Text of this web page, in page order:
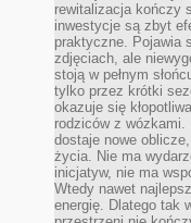
rewitalizacja kończy
inwestycje są zbyt
praktyczne. Pojawia
zdjęciach, ale
stoją w pełnym
tylko przez krótki
okazuje się
rodziców z
dostaje nowe
życia. Nie ma
inicjatyw, nie ma
Wtedy nawet
energię. Dlatego tak